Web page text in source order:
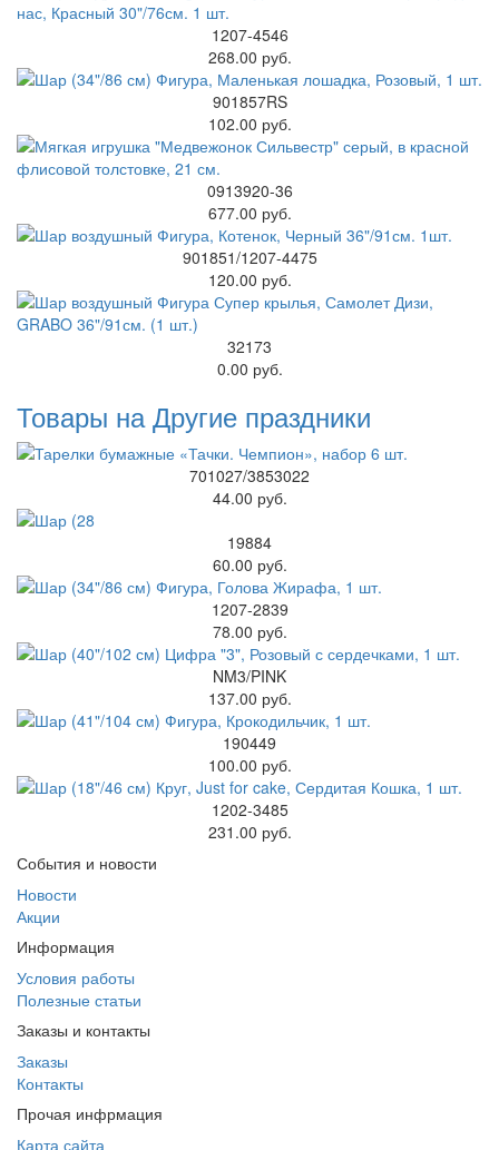
1207-4546
268.00 руб.
901857RS
102.00 руб.
0913920-36
677.00 руб.
901851/1207-4475
120.00 руб.
32173
0.00 руб.
Товары на Другие праздники
701027/3853022
44.00 руб.
19884
60.00 руб.
1207-2839
78.00 руб.
NM3/PINK
137.00 руб.
190449
100.00 руб.
1202-3485
231.00 руб.
События и новости
Новости
Акции
Информация
Условия работы
Полезные статьи
Заказы и контакты
Заказы
Контакты
Прочая инфрмация
Карта сайта